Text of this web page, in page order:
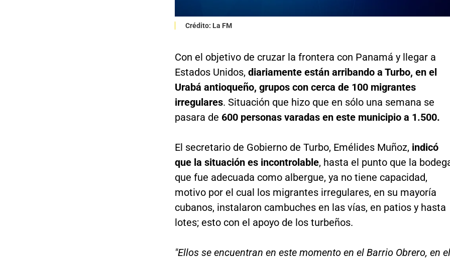
Crédito: La FM
Con el objetivo de cruzar la frontera con Panamá y llegar a
Estados Unidos, diariamente están arribando a Turbo, en el
Urabá antioqueño, grupos con cerca de 100 migrantes
irregulares. Situación que hizo que en sólo una semana se
pasara de 600 personas varadas en este municipio a 1.500.
El secretario de Gobierno de Turbo, Emélides Muñoz, indicó
que la situación es incontrolable, hasta el punto que la
que fue adecuada como albergue, ya no tiene capacidad,
motivo por el cual los migrantes irregulares, en su mayoría
cubanos, instalaron cambuches en las vías, en patios y hasta
lotes; esto con el apoyo de los turbeños.
"Ellos se encuentran en este momento en el Barrio Obrero, en el